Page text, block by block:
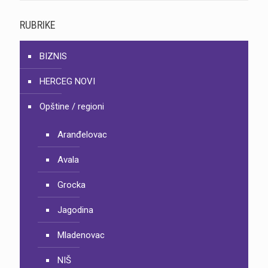
RUBRIKE
BIZNIS
HERCEG NOVI
Opštine / regioni
Aranđelovac
Avala
Grocka
Jagodina
Mladenovac
NIŠ